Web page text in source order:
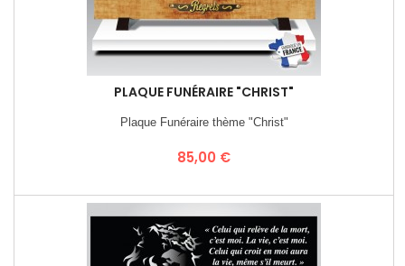
PLAQUE FUNÉRAIRE "CHRIST"
Plaque Funéraire thème "Christ"
Prix
85,00 €